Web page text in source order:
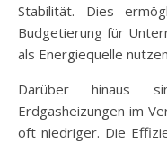
Stabilität. Dies
Budgetierung für
als Energiequelle
Darüber hinaus
Erdgasheizungen im
oft niedriger. Die